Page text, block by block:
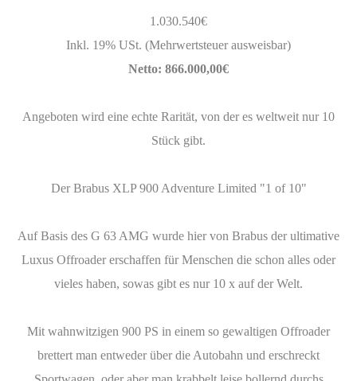
1.030.540€
Inkl. 19% USt. (Mehrwertsteuer ausweisbar)
Netto: 866.000,00€
Angeboten wird eine echte Rarität, von der es weltweit nur 10
Stück gibt.
Der Brabus XLP 900 Adventure Limited "1 of 10"
Auf Basis des G 63 AMG wurde hier von Brabus der ultimative
Luxus Offroader erschaffen für Menschen die schon alles oder
vieles haben, sowas gibt es nur 10 x auf der Welt.
Mit wahnwitzigen 900 PS in einem so gewaltigen Offroader
brettert man entweder über die Autobahn und erschreckt